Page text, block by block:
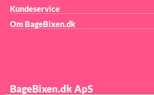
Kundeservice
Om BageBixen.dk
BageBixen.dk ApS